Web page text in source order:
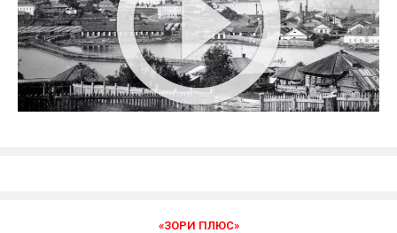
«ЗОРИ ПЛЮС»